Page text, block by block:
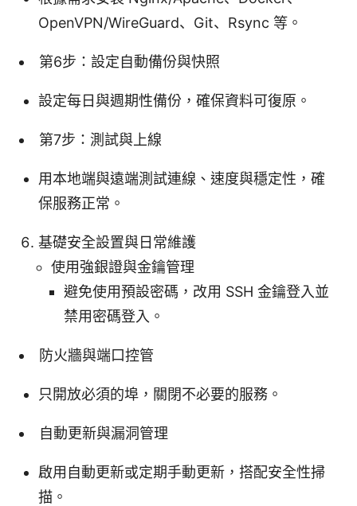
OpenVPN/WireGuard、Git、Rsync 等。
第6步：設定自動備份與快照
設定每日與週期性備份，確保資料可復原。
第7步：測試與上線
用本地端與遠端測試連線、速度與穩定性，確
保服務正常。
基礎安全設置與日常維護
使用強銀證與金鑰管理
避免使用預設密碼，改用 SSH 金鑰登入並
禁用密碼登入。
防火牆與端口控管
只開放必須的埠，關閉不必要的服務。
自動更新與漏洞管理
啟用自動更新或定期手動更新，搭配安全性掃
描。